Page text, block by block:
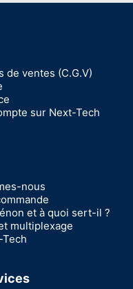
de ventes (C.G.V)
sur Next-Tech
nous
et à quoi sert-il ?
multiplexage